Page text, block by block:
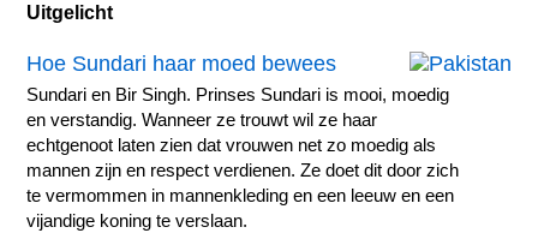
Uitgelicht
Hoe Sundari haar moed bewees
Sundari en Bir Singh. Prinses Sundari is mooi, moedig
en verstandig. Wanneer ze trouwt wil ze haar
echtgenoot laten zien dat vrouwen net zo moedig als
mannen zijn en respect verdienen. Ze doet dit door zich
te vermommen in mannenkleding en een leeuw en een
vijandige koning te verslaan.